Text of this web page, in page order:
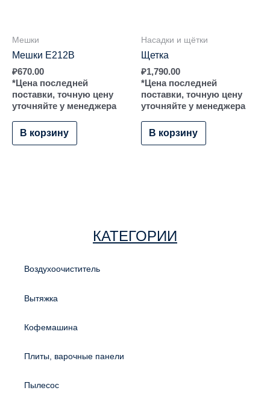
Мешки
Мешки E212B
₽670.00
*Цена последней
поставки, точную цену
уточняйте у менеджера
В корзину
Насадки и щётки
Щетка
₽1,790.00
*Цена последней
поставки, точную цену
уточняйте у менеджера
В корзину
КАТЕГОРИИ
Воздухоочиститель
Вытяжка
Кофемашина
Плиты, варочные панели
Пылесос